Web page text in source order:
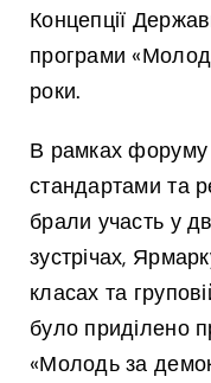
Концепції
програми
роки.
В рамках форуму
стандартами та
брали участь у
зустрічах,
класах та
було приділено
«Молодь за